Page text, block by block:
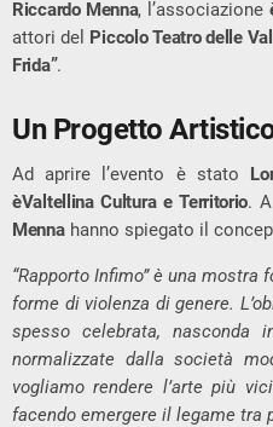
Riccardo Menna, l’associazione
attori del
Piccolo Teatro delle
Frida”.
Un Progetto
Ad aprire l’evento è stato
èValtellina Cultura e Territorio.
Mennahanno spiegato il
“Rapporto Infimo” è una
forme di violenza di genere.
spesso celebrata, nasconda
normalizzate dalla società
vogliamo rendere l’arte più
facendo emergere il legame tra